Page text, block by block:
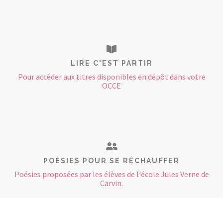
LIRE C'EST PARTIR
Pour accéder aux titres disponibles en dépôt dans votre
OCCE
POÉSIES POUR SE RÉCHAUFFER
Poésies proposées par les élèves de l'école Jules Verne de
Carvin.